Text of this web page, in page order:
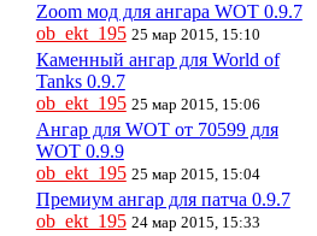
Zoom мод для ангара WOT 0.9.7
ob_ekt_195 25 мар 2015, 15:10
Каменный ангар для World of
Tanks 0.9.7
ob_ekt_195 25 мар 2015, 15:06
Ангар для WOT от 70599 для
WOT 0.9.9
ob_ekt_195 25 мар 2015, 15:04
Премиум ангар для патча 0.9.7
ob_ekt_195 24 мар 2015, 15:33